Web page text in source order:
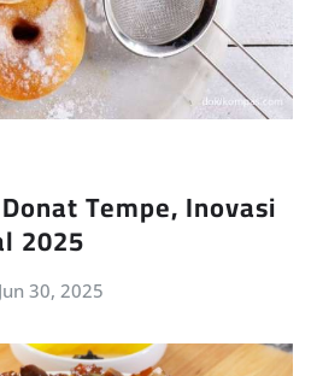
Tempe, Inovasi
2025
Jun 30, 2025